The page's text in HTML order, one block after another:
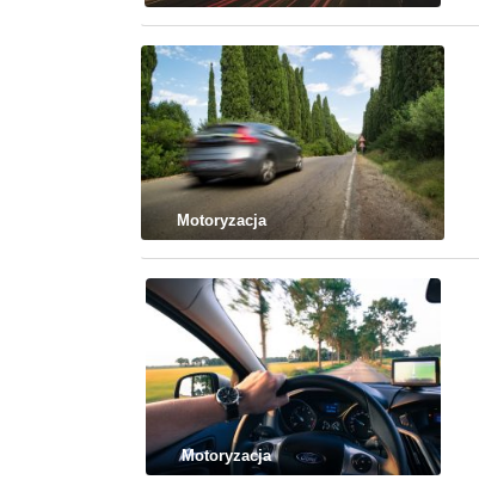
Motoryzacja
Motoryzacja